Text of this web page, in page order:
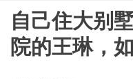
自己住大别
院的王琳，